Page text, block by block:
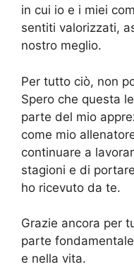
in cui io e i miei
sentiti valorizzati,
nostro meglio.
Per tutto ciò, non
Spero che questa
parte del mio
come mio
continuare a
stagioni e di
ho ricevuto da te.
Grazie ancora per
parte
e nella vita.